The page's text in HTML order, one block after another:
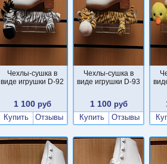
Чехлы-сушка в
виде игрушки D-92
1 100 руб
Купить
Отзывы
Чехлы-сушка в
виде игрушки D-93
1 100руб
Купить
Отзывы